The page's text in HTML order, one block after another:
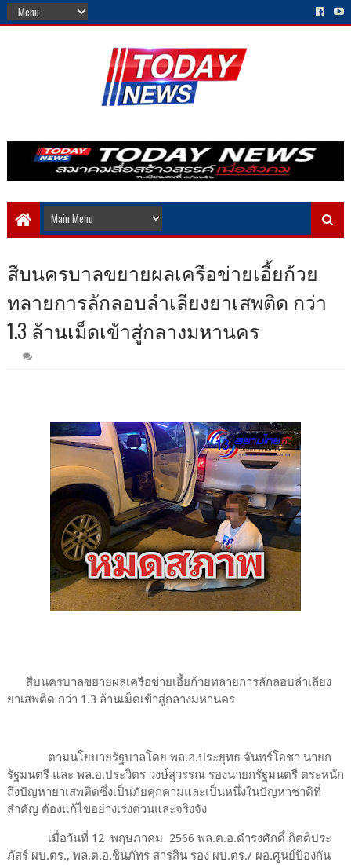
สืบนครบาลขยายผลเครือข่ายเอี้ยก้วย
ทลายการลักลอบลำเลียงยาเสพติด กว่า
1.3 ล้านเม็ดเข้าสู่กลางมหานคร
สืบนครบาลขยายผลเครือข่ายเอี้ยก้วยทลายการลักลอบลำเลียง
ยาเสพติด กว่า 1.3 ล้านเม็ดเข้าสู่กลางมหานคร
ตามนโยบายรัฐบาลโดย พล.อ.ประยุทธ จันทร์โอชา นายก
รัฐมนตรี และ พล.อ.ประวิตร วงษ์สุวรรณ รองนายกรัฐมนตรี ตระหนัก
ถึงปัญหายาเสพติดซึ่งเป็นภัยคุกคามและเป็นหนึ่งในปัญหาชาติที่
สำคัญ ต้องแก้ไขอย่างเร่งด่วนและจริงจัง
เมื่อวันที่ 12 พฤษภาคม 2566 พล.ต.อ.ดำรงศักดิ์ กิตติประ
ภัสร์ ผบ.ตร., พล.ต.อ.ชินภัทร สารสิน รอง ผบ.ตร./ ผอ.ศูนย์ป้องกัน